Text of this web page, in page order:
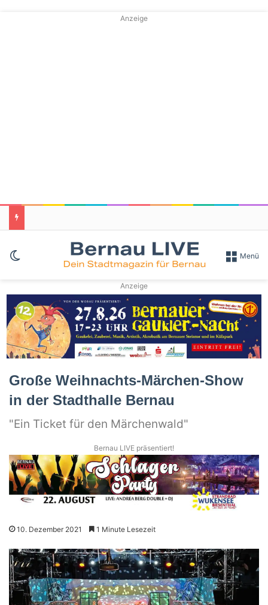
Anzeige
Skin umschalten Menü
Anzeige
Große Weihnachts-Märchen-Show
in der Stadthalle Bernau
"Ein Ticket für den Märchenwald"
Bernau LIVE präsentiert!
10. Dezember 2021 1 Minute Lesezeit